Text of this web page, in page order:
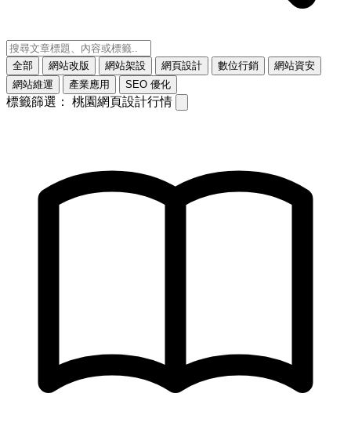
全部 網站改版 網站架設 網頁設計 數位行銷
網站資安
網站維運
產業應用 SEO 優化
標籤篩選： 桃園網頁設計行情